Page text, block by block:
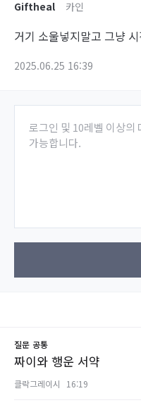
Giftheal 카인
거기 소울넣지말고 그냥
2025.06.25 16:39
로그인 및 10레벨 이상의
가능합니다.
질문 공통
짜이와 행운 서약
클락그레이시 16:19